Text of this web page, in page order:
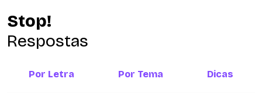
Stop!
Respostas
Por Letra Por Tema Dicas